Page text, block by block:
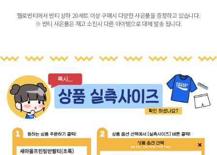
헬로반티에서 반티 상하 20세트 이상 구매시 다양한 사은품을 증정하고 있습니다.
※ 반티 사은품은 재고 소진시 다른 아이템으로 대체 발송 됩니다.